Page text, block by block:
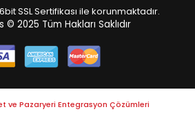
SSL Sertifikası ile korunmaktadır.
© 2025 Tüm Hakları Saklıdır
ve Pazaryeri Entegrasyon Çözümleri